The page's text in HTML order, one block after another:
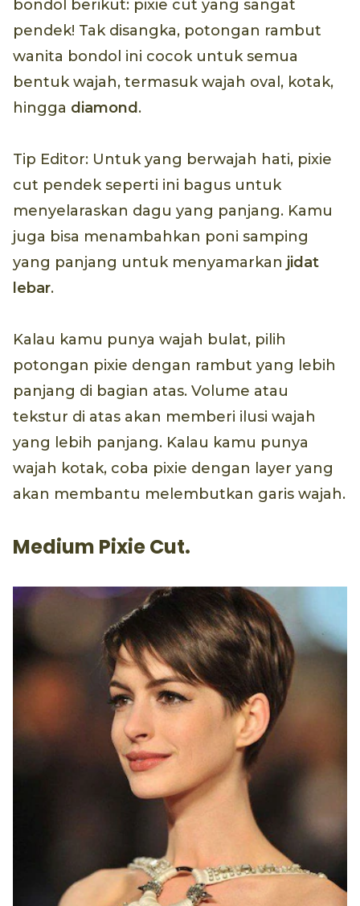
bondol berikut: pixie cut yang sangat
pendek! Tak disangka, potongan rambut
wanita bondol ini cocok untuk semua
bentuk wajah, termasuk wajah oval, kotak,
hingga diamond .
Tip Editor: Untuk yang berwajah hati, pixie
cut pendek seperti ini bagus untuk
menyelaraskan dagu yang panjang. Kamu
juga bisa menambahkan poni samping
yang panjang untuk menyamarkan jidat
lebar.
Kalau kamu punya wajah bulat, pilih
potongan pixie dengan rambut yang lebih
panjang di bagian atas. Volume atau
tekstur di atas akan memberi ilusi wajah
yang lebih panjang. Kalau kamu punya
wajah kotak, coba pixie dengan layer yang
akan membantu melembutkan garis wajah.
Medium Pixie Cut.